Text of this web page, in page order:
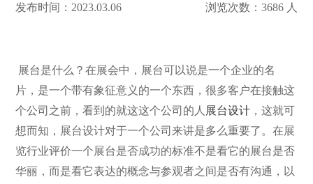
发布时间：2023.03.06 浏览次数：3686 人
展台是什么？在展会中，展台可以说是一个企业的名
片，是一个带有象征意义的一个东西，很多客户在接触这
个公司之前，看到的就这这个公司的人 展台设计 ，这就可
想而知，展台设计对于一个公司来讲是多么重要了。在展
览行业评价一个展台是否成功的标准不是看它的展台是否
华丽，而是看它表达的概念与参观者之间是否有沟通，以